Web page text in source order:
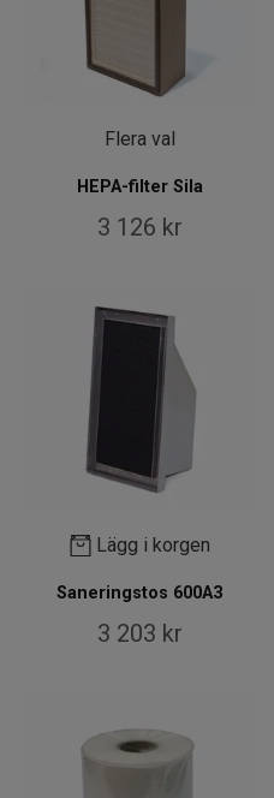
Flera val
HEPA-filter Sila
3 126 kr
Lägg i korgen
Saneringstos 600A3
3 203 kr